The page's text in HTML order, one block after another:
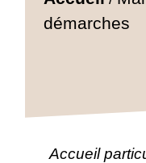
démarches
Accueil